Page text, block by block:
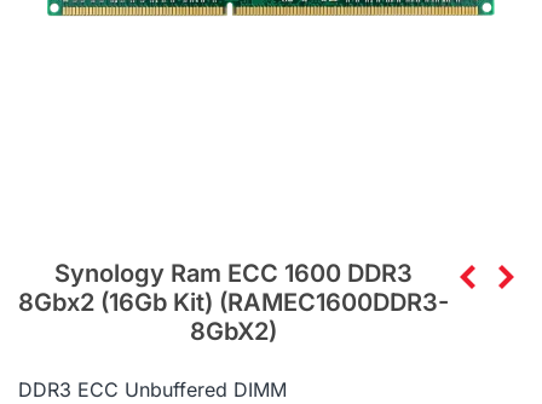
Synology Ram ECC 1600 DDR3
8Gbx2 (16Gb Kit) (RAMEC1600DDR3-
8GbX2)
DDR3 ECC Unbuffered DIMM